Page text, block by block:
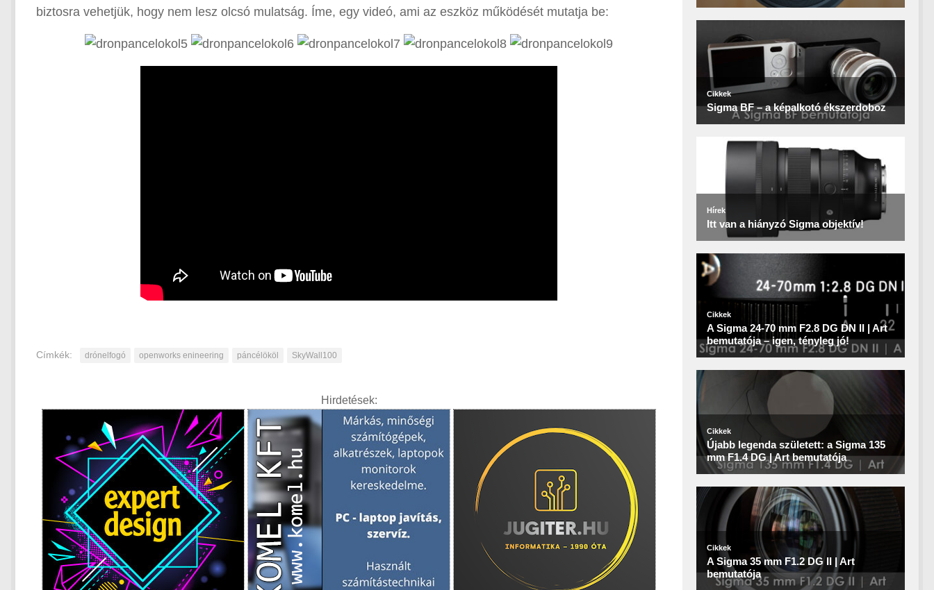
biztosra vehetjük, hogy nem lesz olcsó mulatság. Íme, egy videó, ami az eszköz működését mutatja be:
Címkék: drónelfogó openworks enineering páncélököl SkyWall100
Hirdetések: